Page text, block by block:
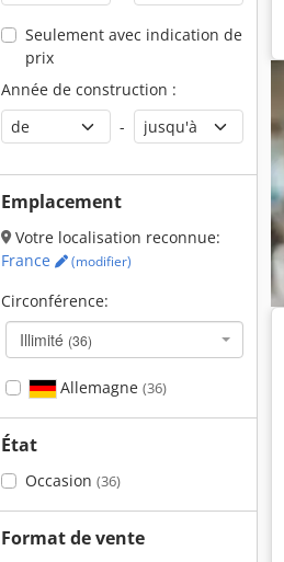
Seulement avec indication de
prix
Année de construction :
-
Emplacement
Votre localisation reconnue:
France
(modifier)
Circonférence:
Illimité (36)
Allemagne (36)
État
Occasion (36)
Format de vente